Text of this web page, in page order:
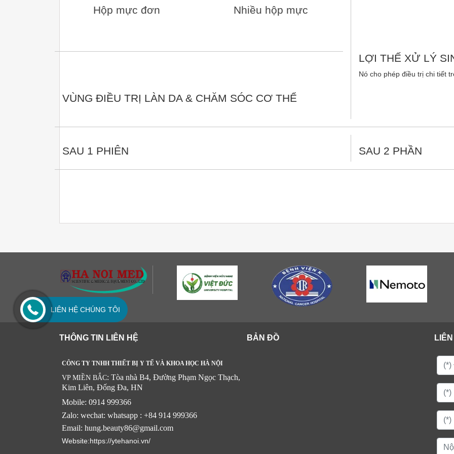
Hộp mực đơn Nhiều hộp mực
VÙNG ĐIỀU TRỊ LÀN DA & CHĂM SÓC CƠ THỂ
LỢI THẾ XỬ LÝ
Nó cho phép điều trị chi tiết
SAU 1 PHIÊN SAU 2 PHẦN
THÔNG TIN LIÊN HỆ
CÔNG TY TNHH THIẾT BỊ Y TẾ VÀ KHOA HỌC HÀ NỘI
VP MIỀN BẮC: Tòa nhà B4, Đường Phạm Ngọc Thạch,
Kim Liên, Đống Đa, HN
Mobile: 0914 999366
Zalo: wechat: whatsapp : +84 914 999366
Email: hung.beauty86@gmail.com
Website:https://ytehanoi.vn/
BẢN ĐỒ
LIÊN HỆ CHÚNG TÔI